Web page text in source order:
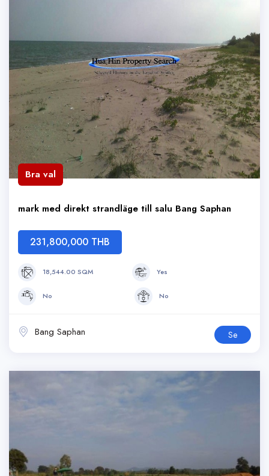
Bra val
mark med direkt strandläge till salu Bang Saphan
231,800,000 THB
18,544.00 SQM Yes
No No
Bang Saphan Se